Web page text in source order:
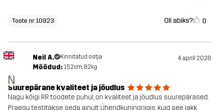
Toote nr 10923 Oli abiks? 0
N
Neil A. Kinnitatud ostja 4. aprill 2026
Mõõdud: 152cm, 82kg
Suurepärane kvaliteet ja jõudlus
Nagu kõigi RR toodete puhul, on kvaliteet ja jõudlus suurepärased.
Praegu testitakse seda ainult Ühendkuningriigis, kuid see jakk